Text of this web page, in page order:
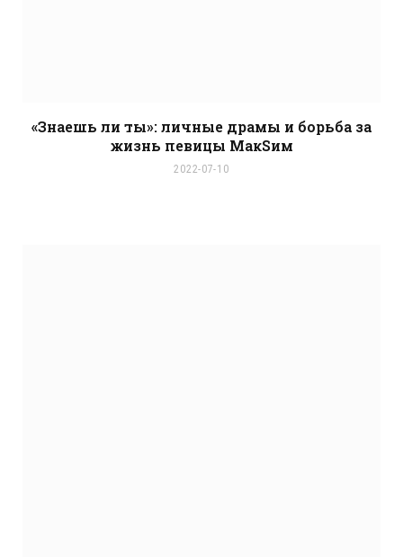
«Знаешь ли ты»: личные драмы и борьба за
жизнь певицы МакSим
2022-07-10